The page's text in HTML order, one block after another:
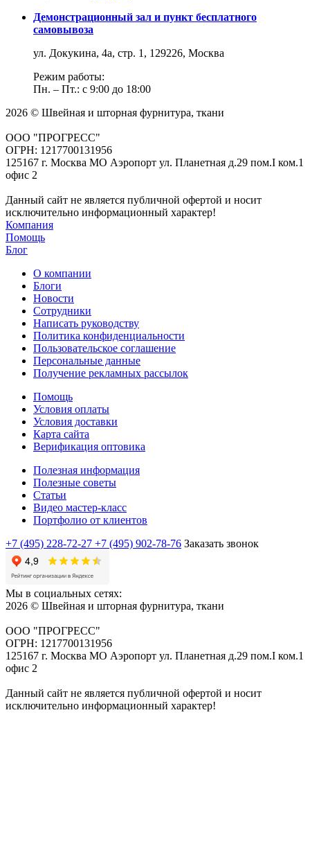
Демонстрационный зал и пункт бесплатного
самовывоза
ул. Докукина, 4а, стр. 1, 129226, Москва
Режим работы:
Пн. – Пт.: с 9:00 до 18:00
2026 © Швейная и шторная фурнитура, ткани
ООО "ПРОГРЕСС"
ОГРН: 1217700131956
125167 г. Москва МО Аэропорт ул. Планетная д.29 пом.I ком.1
офис 2
Данный сайт не является публичной офертой и носит
исключительно информационный характер!
Компания
Помощь
Блог
О компании
Блоги
Новости
Сотрудники
Написать руководству
Политика конфиденциальности
Пользовательское соглашение
Персональные данные
Получение рекламных рассылок
Помощь
Условия оплаты
Условия доставки
Карта сайта
Верификация оптовика
Полезная информация
Полезные советы
Статьи
Видео мастер-класс
Портфолио от клиентов
+7 (495) 228-72-27 +7 (495) 902-78-76 Заказать звонок
Мы в социальных сетях:
2026 © Швейная и шторная фурнитура, ткани
ООО "ПРОГРЕСС"
ОГРН: 1217700131956
125167 г. Москва МО Аэропорт ул. Планетная д.29 пом.I ком.1
офис 2
Данный сайт не является публичной офертой и носит
исключительно информационный характер!